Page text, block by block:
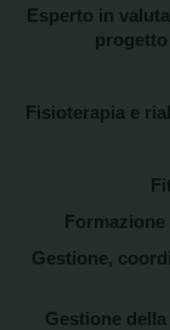
Esperto in
progetto
Fisioterapia e
Gestione,
Gestione